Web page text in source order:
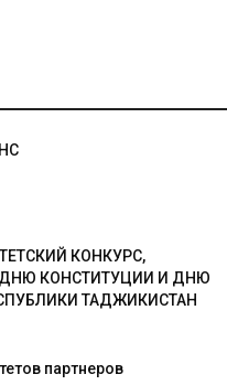
КОНКУРС,
КОНСТИТУЦИИ И ДНЮ
ТАДЖИКИСТАН
партнеров